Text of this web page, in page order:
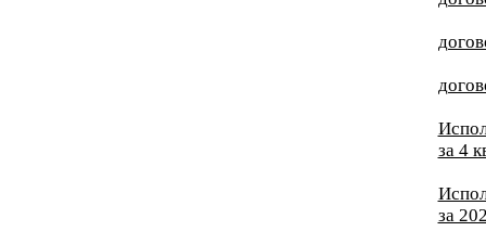
за 4
за